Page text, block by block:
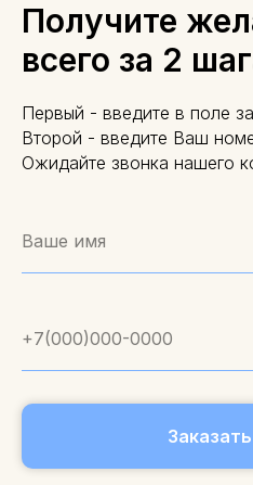
Получите
всего за 2
Первый - введите в поле
Второй - введите Ваш
Ожидайте звонка нашего